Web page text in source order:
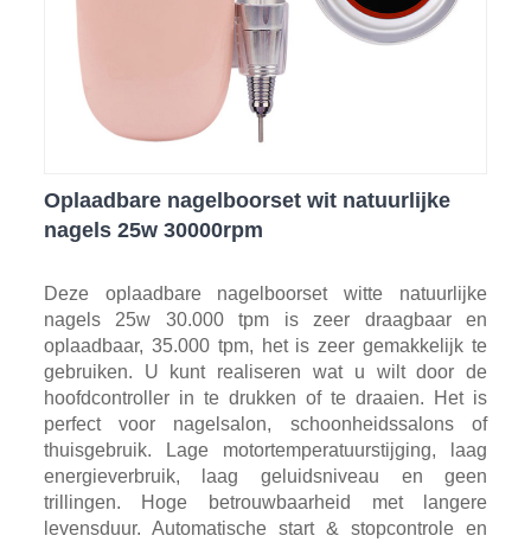
Oplaadbare nagelboorset wit natuurlijke
nagels 25w 30000rpm
Deze oplaadbare nagelboorset witte natuurlijke
nagels 25w 30.000 tpm is zeer draagbaar en
oplaadbaar, 35.000 tpm, het is zeer gemakkelijk te
gebruiken. U kunt realiseren wat u wilt door de
hoofdcontroller in te drukken of te draaien. Het is
perfect voor nagelsalon, schoonheidssalons of
thuisgebruik. Lage motortemperatuurstijging, laag
energieverbruik, laag geluidsniveau en geen
trillingen. Hoge betrouwbaarheid met langere
levensduur. Automatische start & stopcontrole en